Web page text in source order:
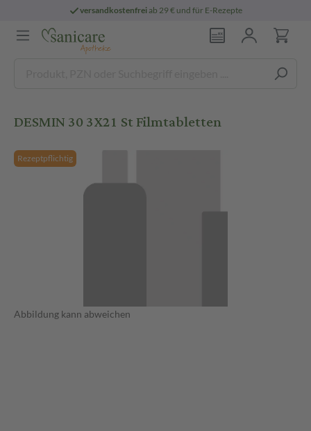
versandkostenfreiab 29 € und für E-Rezepte
DESMIN 30 3X21 St Filmtabletten
Rezeptpflichtig
Abbildung kann abweichen